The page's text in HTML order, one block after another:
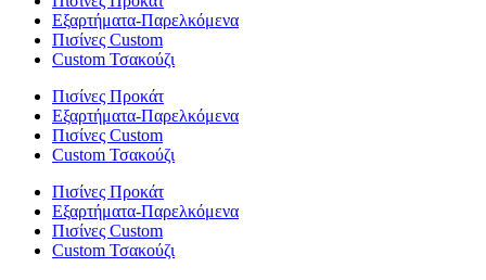
Εξαρτήματα-Παρελκόμενα
Πισίνες Custom
Custom Τσακούζι
Πισίνες Προκάτ
Εξαρτήματα-Παρελκόμενα
Πισίνες Custom
Custom Τσακούζι
Πισίνες Προκάτ
Εξαρτήματα-Παρελκόμενα
Πισίνες Custom
Custom Τσακούζι